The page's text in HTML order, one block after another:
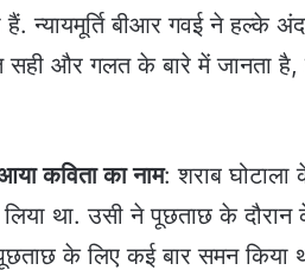
न्यायमूर्ति बीआर गवई ने हल्के
सही और गलत के बारे में जानता
कविता का नाम: शराब
लिया था. उसी ने पूछताछ के
के लिए कई बार समन किया